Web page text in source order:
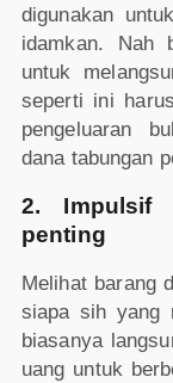
digunakan
idamkan. Nah
untuk
seperti ini
pengeluaran
dana tabungan
2. Impulsif
penting
Melihat barang
siapa sih yang
biasanya
uang untuk